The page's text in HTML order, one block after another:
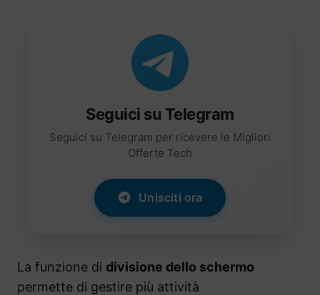
Seguici su Telegram
Seguici su Telegram per ricevere le Migliori
Offerte Tech
Unisciti ora
La funzione di divisione dello schermo
permette di gestire più attività